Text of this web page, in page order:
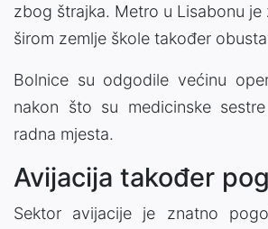
zbog štrajka. Metro u Lisabonu je
širom zemlje škole također
Bolnice su odgodile većinu
nakon što su medicinske
radna mjesta.
Avijacija također
Sektor avijacije je znatno